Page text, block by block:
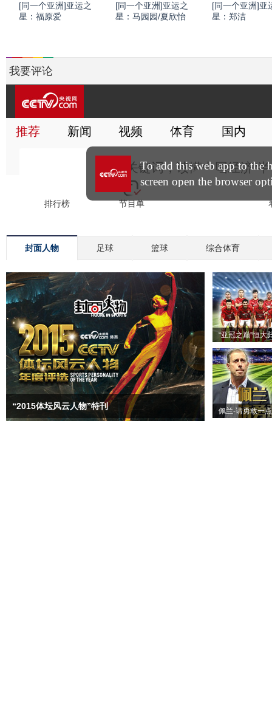
[同一个亚洲]亚运之
星：福原爱
[同一个亚洲]亚运之
星：马园园/夏欣怡
[同一个亚洲]亚
星：郑洁
我要评论
封面人物 足球 篮球 综合体育
“2015体坛风云人物”特刊
“亚冠之巅”恒大
佩兰-请勇敢一点